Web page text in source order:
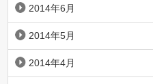
2014年6月
2014年5月
2014年4月